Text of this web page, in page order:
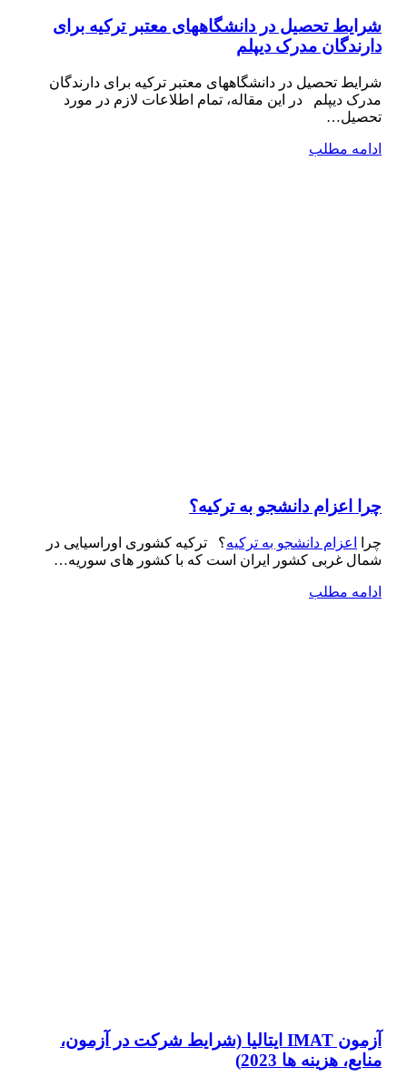
شرایط تحصیل در دانشگاههای معتبر ترکیه برای
دارندگان مدرک دیپلم
شرایط تحصیل در دانشگاههای معتبر ترکیه برای دارندگان
مدرک دیپلم در این مقاله، تمام اطلاعات لازم در مورد
تحصیل…
ادامه مطلب
چرا اعزام دانشجو به ترکیه؟
چرا اعزام دانشجو به ترکیه؟ ترکیه کشوری اوراسیایی در
شمال غربی کشور ایران است که با کشور های سوریه…
ادامه مطلب
آزمون IMAT ایتالیا (شرایط شرکت در آزمون،
منابع، هزینه ها 2023)